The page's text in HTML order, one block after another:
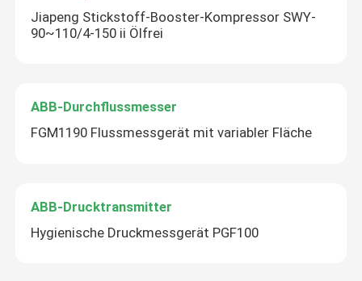
Jiapeng Stickstoff-Booster-Kompressor SWY-
90~110/4-150 ii Ölfrei
ABB-Durchflussmesser
FGM1190 Flussmessgerät mit variabler Fläche
ABB-Drucktransmitter
Hygienische Druckmessgerät PGF100